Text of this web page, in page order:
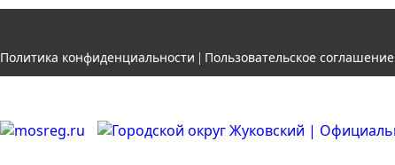
Политика конфиденциальности | Пользовательское соглашение